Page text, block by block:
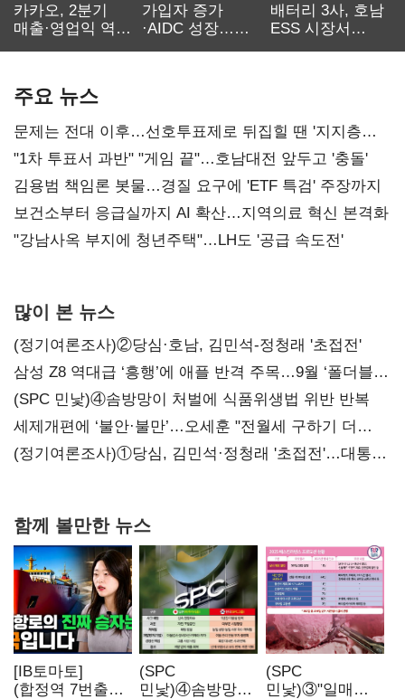
카카오, 2분기
매출·영업익 역대
가입자 증가
·AIDC 성장…
배터리 3사, 호남
ESS 시장서
주요 뉴스
문제는 전대 이후…선호투표제로 뒤집힐 땐 '지지층
불복'
"1차 투표서 과반" "게임 끝"…호남대전 앞두고 '충돌'
김용범 책임론 봇물…경질 요구에 'ETF 특검' 주장까지
보건소부터 응급실까지 AI 확산…지역의료 혁신 본격화
"강남사옥 부지에 청년주택"…LH도 '공급 속도전'
많이 본 뉴스
(정기여론조사)②당심·호남, 김민석-정청래 '초접전'
삼성 Z8 역대급 ‘흥행’에 애플 반격 주목…9월 ‘폴더블
대전’
(SPC 민낯)④솜방망이 처벌에 식품위생법 위반 반복
세제개편에 ‘불안·불만’…오세훈 "전월세 구하기 더
힘들어질 것"
(정기여론조사)①당심, 김민석·정청래 '초접전'…대통령
함께 볼만한 뉴스
[IB토마토]
(합정역 7번출구)
(SPC
민낯)④솜방망이
(SPC
민낯)③"일매출